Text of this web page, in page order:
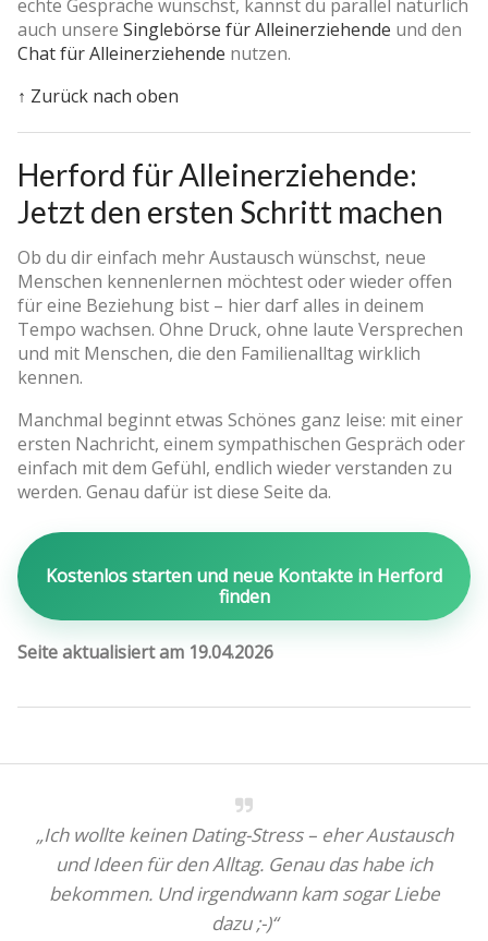
echte Gespräche wünschst, kannst du parallel natürlich
auch unsere Singlebörse für Alleinerziehende und den
Chat für Alleinerziehende nutzen.
↑ Zurück nach oben
Herford für Alleinerziehende:
Jetzt den ersten Schritt machen
Ob du dir einfach mehr Austausch wünschst, neue
Menschen kennenlernen möchtest oder wieder offen
für eine Beziehung bist – hier darf alles in deinem
Tempo wachsen. Ohne Druck, ohne laute Versprechen
und mit Menschen, die den Familienalltag wirklich
kennen.
Manchmal beginnt etwas Schönes ganz leise: mit einer
ersten Nachricht, einem sympathischen Gespräch oder
einfach mit dem Gefühl, endlich wieder verstanden zu
werden. Genau dafür ist diese Seite da.
Kostenlos starten und neue Kontakte in Herford
finden
Seite aktualisiert am 19.04.2026
„Ich wollte keinen Dating-Stress – eher Austausch
und Ideen für den Alltag. Genau das habe ich
bekommen. Und irgendwann kam sogar Liebe
dazu ;-)“